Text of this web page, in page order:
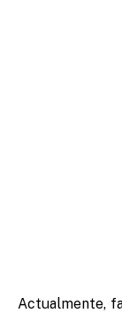
Actualmente,